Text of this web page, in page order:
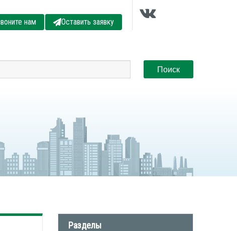
нам Оставить заявку
Разделы